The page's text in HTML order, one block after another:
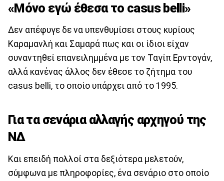
«Μόνο εγώ έθεσα το casus belli»
Δεν απέφυγε δε να υπενθυμίσει στους κυρίους
Καραμανλή και Σαμαρά πως και οι ίδιοι είχαν
συναντηθεί επανειλημμένα με τον Ταγίπ Ερντογάν,
αλλά κανένας άλλος δεν έθεσε το ζήτημα του
casus belli, το οποίο υπάρχει από το 1995.
Για τα σενάρια αλλαγής αρχηγού της
ΝΔ
Και επειδή πολλοί στα δεξιότερα μελετούν,
σύμφωνα με πληροφορίες, ένα σενάριο στο οποίο